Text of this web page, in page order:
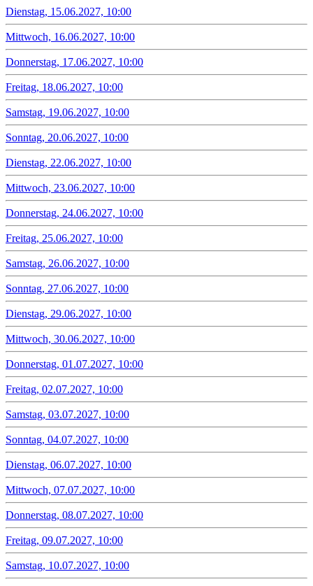
Dienstag, 15.06.2027, 10:00
Mittwoch, 16.06.2027, 10:00
Donnerstag, 17.06.2027, 10:00
Freitag, 18.06.2027, 10:00
Samstag, 19.06.2027, 10:00
Sonntag, 20.06.2027, 10:00
Dienstag, 22.06.2027, 10:00
Mittwoch, 23.06.2027, 10:00
Donnerstag, 24.06.2027, 10:00
Freitag, 25.06.2027, 10:00
Samstag, 26.06.2027, 10:00
Sonntag, 27.06.2027, 10:00
Dienstag, 29.06.2027, 10:00
Mittwoch, 30.06.2027, 10:00
Donnerstag, 01.07.2027, 10:00
Freitag, 02.07.2027, 10:00
Samstag, 03.07.2027, 10:00
Sonntag, 04.07.2027, 10:00
Dienstag, 06.07.2027, 10:00
Mittwoch, 07.07.2027, 10:00
Donnerstag, 08.07.2027, 10:00
Freitag, 09.07.2027, 10:00
Samstag, 10.07.2027, 10:00